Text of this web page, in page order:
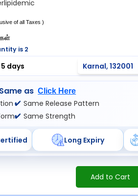
of all Taxes )
is 2
days Karnal, 132001
asClick Here
Same Release Pattern
Same Strength
Long Expiry
Add to Cart